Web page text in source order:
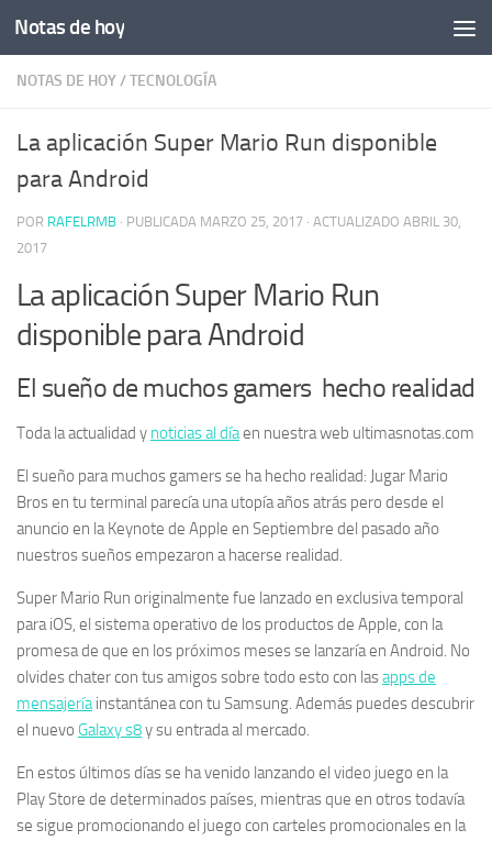
Saltar al contenido
Notas de hoy
NOTAS DE HOY/TECNOLOGÍA
La aplicación Super Mario Run disponible
para Android
POR RAFELRMB · PUBLICADA MARZO 25, 2017 · ACTUALIZADO ABRIL 30,
2017
La aplicación Super Mario Run
disponible para Android
El sueño de muchos gamers hecho realidad
Toda la actualidad y noticias al díaen nuestra web ultimasnotas.com
El sueño para muchos gamers se ha hecho realidad: Jugar Mario
Bros en tu terminal parecía una utopía años atrás pero desde el
anuncio en la Keynote de Apple en Septiembre del pasado año
nuestros sueños empezaron a hacerse realidad.
Super Mario Run originalmente fue lanzado en exclusiva temporal
para iOS, el sistema operativo de los productos de Apple, con la
promesa de que en los próximos meses se lanzaría en Android. No
olvides chater con tus amigos sobre todo esto con lasapps de
mensajeríainstantánea con tu Samsung. Además puedes descubrir
el nuevo Galaxy s8y su entrada al mercado.
En estos últimos días se ha venido lanzando el video juego en la
Play Store de determinados países, mientras que en otros todavía
se sigue promocionando el juego con carteles promocionales en la